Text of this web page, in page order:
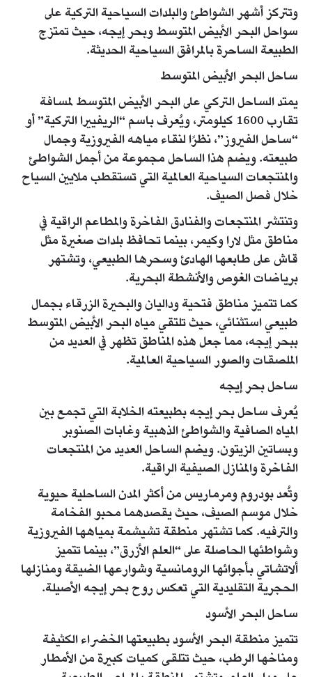
وتتركز أشهر الشواطئ والبلدات السياحية التركية على
سواحل البحر الأبيض المتوسط وبحر إيجه، حيث تمتزج
الطبيعة الساحرة بالمرافق السياحية الحديثة.
ساحل البحر الأبيض المتوسط
يمتد الساحل التركي على البحر الأبيض المتوسط لمسافة
تقارب 1600 كيلومتر، ويُعرف باسم “الريفييرا التركية” أو
“ساحل الفيروز”، نظرًا لنقاء مياهه الفيروزية وجمال
طبيعته. ويضم هذا الساحل مجموعة من أجمل الشواطئ
والمنتجعات السياحية العالمية التي تستقطب ملايين السياح
خلال فصل الصيف.
وتنتشر المنتجعات والفنادق الفاخرة والمطاعم الراقية في
مناطق مثل لارا وكيمر، بينما تحافظ بلدات صغيرة مثل
قاش على طابعها الهادئ وسحرها الطبيعي، وتشتهر
برياضات الغوص والأنشطة البحرية.
كما تتميز مناطق فتحية وداليان والبحيرة الزرقاء بجمال
طبيعي استثنائي، حيث تلتقي مياه البحر الأبيض المتوسط
ببحر إيجه، مما جعل هذه المناطق تظهر في العديد من
الملصقات والصور السياحية العالمية.
ساحل بحر إيجه
يُعرف ساحل بحر إيجه بطبيعته الخلابة التي تجمع بين
المياه الصافية والشواطئ الذهبية وغابات الصنوبر
وبساتين الزيتون. ويضم الساحل العديد من المنتجعات
الفاخرة والمنازل الصيفية الراقية.
وتُعد بودروم ومرماريس من أكثر المدن الساحلية حيوية
خلال موسم الصيف، حيث يقصدهما محبو الفخامة
والترفيه. كما تشتهر منطقة تشيشمة بمياهها الفيروزية
وشواطئها الحاصلة على “العلم الأزرق”، بينما تتميز
ألاتشاتي بأجوائها الرومانسية وشوارعها الضيقة ومنازلها
الحجرية التقليدية التي تعكس روح بحر إيجه الأصيلة.
ساحل البحر الأسود
تتميز منطقة البحر الأسود بطبيعتها الخضراء الكثيفة
ومناخها الرطب، حيث تتلقى كميات كبيرة من الأمطار